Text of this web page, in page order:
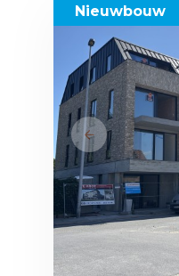
Nieuwbouw